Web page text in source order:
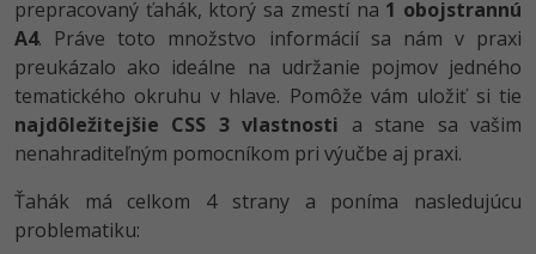
JavaScript -80%
PHP -80%
C++ -80%
Swift -80%
SEO -30%
UX
Business
Copywriting -30%
Adobe Illustrator -80%
Adobe Lightroom -30%
Adobe XD -15%
Adobe InDesign -25%
prepracovaný ťahák, ktorý sa zmestí na 1 obojstrannú
A4. Práve toto množstvo informácií sa nám v praxi
preukázalo ako ideálne na udržanie pojmov jedného
tematického okruhu v hlave. Pomôže vám uložiť si tie
najdôležitejšie CSS 3 vlastnosti a stane sa vašim
nenahraditeľným pomocníkom pri výučbe aj praxi.
Ťahák má celkom 4 strany a poníma nasledujúcu
problematiku: